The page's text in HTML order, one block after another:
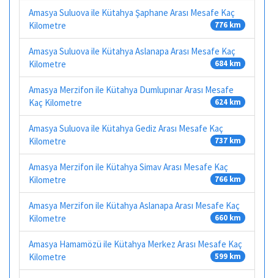
Amasya Suluova ile Kütahya Şaphane Arası Mesafe Kaç
Kilometre
776 km
Amasya Suluova ile Kütahya Aslanapa Arası Mesafe Kaç
Kilometre
684 km
Amasya Merzifon ile Kütahya Dumlupınar Arası Mesafe
Kaç Kilometre
624 km
Amasya Suluova ile Kütahya Gediz Arası Mesafe Kaç
Kilometre
737 km
Amasya Merzifon ile Kütahya Simav Arası Mesafe Kaç
Kilometre
766 km
Amasya Merzifon ile Kütahya Aslanapa Arası Mesafe Kaç
Kilometre
660 km
Amasya Hamamözü ile Kütahya Merkez Arası Mesafe Kaç
Kilometre
599 km